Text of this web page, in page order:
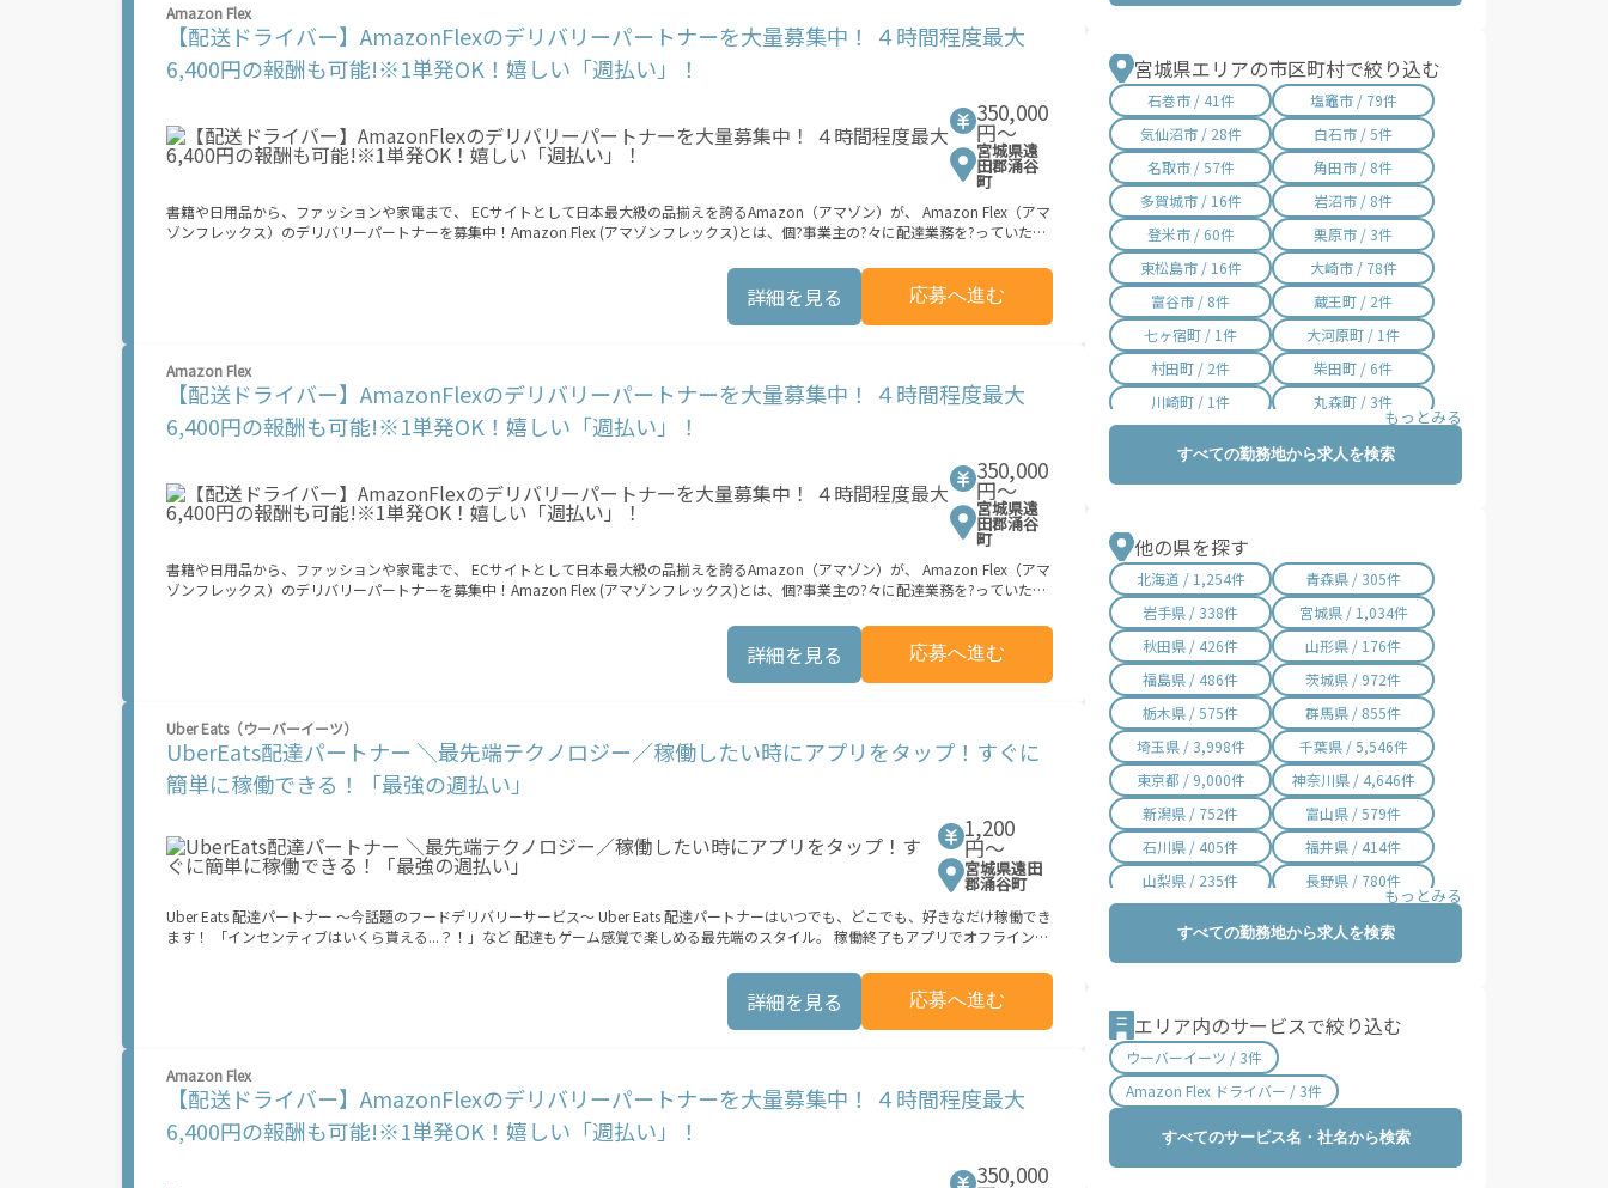
なったから今日稼ぐか...！」 時間も場所も自分次第！ 【原付（125cc以下）で配達希望の場合は…】 原付（レンタル車も可）and普通自
動車免許をお持ちの人 【軽貨物またはバイク（125cc超）もOKですが、その場合は...】 事業用ナンバー（軽自動車の場合は黒ナンバー、
バイクの場合は緑ナンバー）が必要になります。 ※稼働できるのは、あなたの街で Uber Eats のサービスが開始してからになります。サ
ービス開始日は、アカウント作成後に配信されるメールをご確認ください。 \"\"Uber Eats は一部の都市でのサービス開始に向けた準備を
ォームを通じた収益機会が始まるのは、お客様の地域でサービスが正式に開始された後となります。市場でのサービス開始時期は地域に
よって異なる可能性があり、事前にご登録いただいた場合でも、必ずしも配達リクエストへのアクセスが保証されるわけではありませ
ん。\"\"\"\"\"
Amazon Flex
【配送ドライバー】AmazonFlexのデリバリーパートナーを大量募集中！ ４時間程度最大
6,400円の報酬も可能!※1単発OK！嬉しい「週払い」！
350,000
円〜
宮城県遠
田郡涌谷
町
書籍や日用品から、ファッションや家電まで、 ECサイトとして日本最大級の品揃えを誇るAmazon（アマゾン）が、 Amazon Flex（アマ
ゾンフレックス）のデリバリーパートナーを募集中！Amazon Flex (アマゾンフレックス)とは、個?事業主の?々に配達業務を?っていただ
車）または軽乗用車を所有している方大歓迎！ 車両をお持ちでない場合は、パートナー企業による車両レンタル・リースサービスも利用
に決められるから、スキマ時間でしっかり稼げる！ ・自分の車両で配達できるから、気軽に稼働できる！ ・自分のペースで無理なくでき
類（外国籍の方） ご応募いただいた後、登録手続きをご案内します。 登録手続きは、アプリですべて完結できます。 なお、ご自身の車両
でご登録いただく場合、ご登録者様と車両の所有者様は同一である必要があります。 【配達業務の流れ】 登録手続きを完了すると、オフ
ァー（委託する配達業務）をアプリで確認することができます。 あとは、3つのステップで稼働するだけです。 1. オファーを受諾する 2.
デリバリーステーションで荷物をピックアップし、配達先に届ける 3. 報酬を週払いで受け取る 「時間に縛られたくないけれど、安定した
の雇用ではなく、個人事業主の方への業務委託です。稼働時に発生する費用（車両の調達費用、ガソリン代、高速料金、駐車料金その他
の業務に要する費用など）はすべて自己負担となります。
詳細を見る 応募へ進む
Amazon Flex
【配送ドライバー】AmazonFlexのデリバリーパートナーを大量募集中！ ４時間程度最大
6,400円の報酬も可能!※1単発OK！嬉しい「週払い」！
350,000
円〜
宮城県遠
田郡涌谷
町
書籍や日用品から、ファッションや家電まで、 ECサイトとして日本最大級の品揃えを誇るAmazon（アマゾン）が、 Amazon Flex（アマ
ゾンフレックス）のデリバリーパートナーを募集中！Amazon Flex (アマゾンフレックス)とは、個?事業主の?々に配達業務を?っていただ
車）または軽乗用車を所有している方大歓迎！ 車両をお持ちでない場合は、パートナー企業による車両レンタル・リースサービスも利用
に決められるから、スキマ時間でしっかり稼げる！ ・自分の車両で配達できるから、気軽に稼働できる！ ・自分のペースで無理なくでき
類（外国籍の方） ご応募いただいた後、登録手続きをご案内します。 登録手続きは、アプリですべて完結できます。 なお、ご自身の車両
でご登録いただく場合、ご登録者様と車両の所有者様は同一である必要があります。 【配達業務の流れ】 登録手続きを完了すると、オフ
ァー（委託する配達業務）をアプリで確認することができます。 あとは、3つのステップで稼働するだけです。 1. オファーを受諾する 2.
デリバリーステーションで荷物をピックアップし、配達先に届ける 3. 報酬を週払いで受け取る 「時間に縛られたくないけれど、安定した
心配...」 そんなお悩み、Amazon Flexで解決しませんか？ 少しでもご興味がある方は、お気軽にご登録ください！ この募集はAmazonで
の雇用ではなく、個人事業主の方への業務委託です。稼働時に発生する費用（車両の調達費用、ガソリン代、高速料金、駐車料金その他
の業務に要する費用など）はすべて自己負担となります。
詳細を見る 応募へ進む
Uber Eats（ウーバーイーツ）
UberEats配達パートナー ＼最先端テクノロジー／稼働したい時にアプリをタップ！すぐに
簡単に稼働できる！「最強の週払い」
1,200
円〜
宮城県遠田
郡涌谷町
Uber Eats 配達パートナー ～今話題のフードデリバリーサービス～ Uber Eats 配達パートナーはいつでも、どこでも、好きなだけ稼働でき
ます！ 「インセンティブはいくら貰える...？！」など 配達もゲーム感覚で楽しめる最先端のスタイル。 稼働終了もアプリでオフラインに
け取り、配達スタート！ ↓ ③注文者にお料理を届けて、アプリで完了ボタンをタップ！ ★配達経験が無くても問題ありません！ ★自分
なったから今日稼ぐか...！」 時間も場所も自分次第！ 【原付（125cc以下）で配達希望の場合は…】 原付（レンタル車も可）and普通自
動車免許をお持ちの人 【軽貨物またはバイク（125cc超）もOKですが、その場合は...】 事業用ナンバー（軽自動車の場合は黒ナンバー、
バイクの場合は緑ナンバー）が必要になります。 ※稼働できるのは、あなたの街で Uber Eats のサービスが開始してからになります。サ
ービス開始日は、アカウント作成後に配信されるメールをご確認ください。 \"\"Uber Eats は一部の都市でのサービス開始に向けた準備を
ォームを通じた収益機会が始まるのは、お客様の地域でサービスが正式に開始された後となります。市場でのサービス開始時期は地域に
詳細を見る 応募へ進む
Amazon Flex
【配送ドライバー】AmazonFlexのデリバリーパートナーを大量募集中！ ４時間程度最大
6,400円の報酬も可能!※1単発OK！嬉しい「週払い」！
350,000
宮城県エリアの市区町村で絞り込む
石巻市 / 41件
塩竈市 / 79件
気仙沼市 / 28件
白石市 / 5件
名取市 / 57件
角田市 / 8件
多賀城市 / 16件
岩沼市 / 8件
登米市 / 60件
栗原市 / 3件
東松島市 / 16件
大崎市 / 78件
富谷市 / 8件
蔵王町 / 2件
七ヶ宿町 / 1件
大河原町 / 1件
村田町 / 2件
柴田町 / 6件
川崎町 / 1件
丸森町 / 3件
松島町 / 14件
七ヶ浜町 / 1件
大郷町 / 1件
色麻町 / 2件
加美町 / 1件
涌谷町 / 6件
美里町 / 6件
女川町 / 2件
南三陸町 / 7件
すべての勤務地から求人を検索
他の県を探す
北海道 / 1,254件
青森県 / 305件
岩手県 / 338件
宮城県 / 1,034件
秋田県 / 426件
山形県 / 176件
福島県 / 486件
茨城県 / 972件
栃木県 / 575件
群馬県 / 855件
埼玉県 / 3,998件
千葉県 / 5,546件
東京都 / 9,000件
神奈川県 / 4,646件
新潟県 / 752件
富山県 / 579件
石川県 / 405件
福井県 / 414件
山梨県 / 235件
長野県 / 780件
愛知県 / 3,015件
三重県 / 998件
大阪府 / 3,331件
兵庫県 / 2,487件
奈良県 / 622件
鳥取県 / 186件
島根県 / 198件
広島県 / 1,483件
山口県 / 358件
徳島県 / 194件
すべての勤務地から求人を検索
エリア内のサービスで絞り込む
ウーバーイーツ / 3件
Amazon Flex ドライバー / 3件
すべてのサービス名・社名から検索